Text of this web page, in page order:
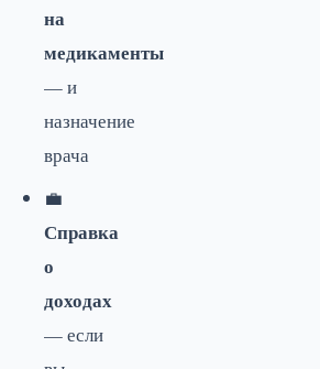
на
медикаменты
— и
назначение
врача
💼
Справка
о
доходах
— если